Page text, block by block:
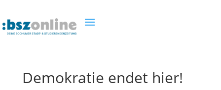
Demokratie endet hier!